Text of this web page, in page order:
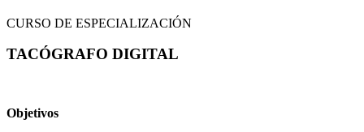
CURSO DE ESPECIALIZACIÓN
TACÓGRAFO DIGITAL
Objetivos